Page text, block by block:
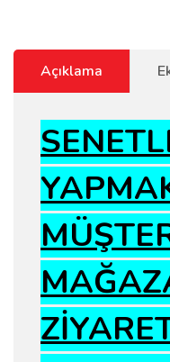
Açıklama